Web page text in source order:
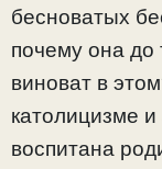
бесноватых
почему она до
виноват в
католицизме
воспитана